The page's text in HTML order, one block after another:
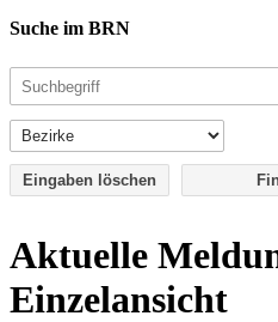
Suche im BRN
Eingaben löschen
Aktuelle
Einzelansicht